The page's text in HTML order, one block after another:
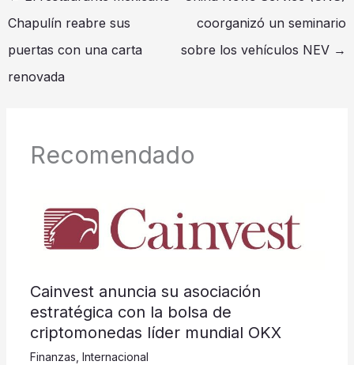
Chapulín reabre sus
puertas con una carta
renovada
coorganizó un seminario
sobre los vehículos NEV →
Recomendado
Cainvest anuncia su asociación
estratégica con la bolsa de
criptomonedas líder mundial OKX
Finanzas, Internacional